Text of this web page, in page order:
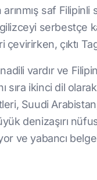
saf
serbestçe
çıktı
vardır ve
ikinci dil
Suudi
denizaşırı
ve yabancı